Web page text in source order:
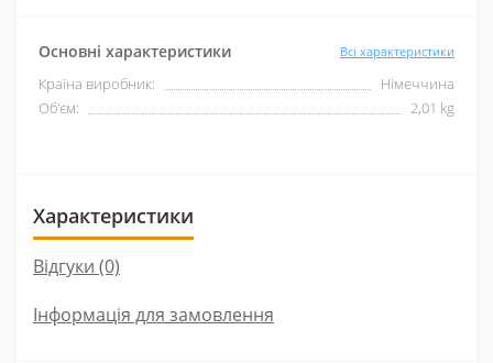
Основні характеристики Всі характеристики
Країна виробник:
Німеччина
Об'єм:
2,01 kg
Характеристики
Відгуки (0)
Інформація для замовлення